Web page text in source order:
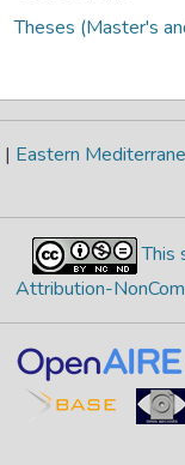
Theses (Master's
| Eastern
This
Attribution-